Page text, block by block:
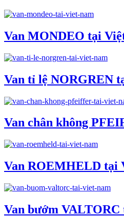
Van MONDEO tại
Van tỉ lệ NORGREN
Van chân không
Van ROEMHELD tại
Van bướm VALTORC